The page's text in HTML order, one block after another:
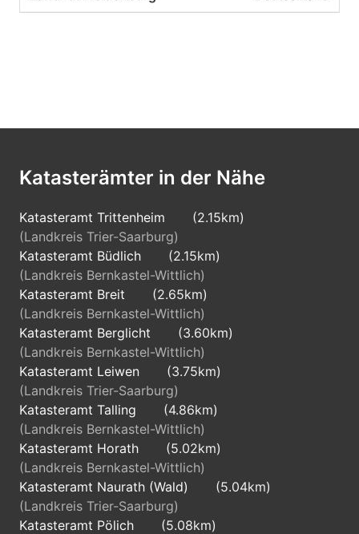
Katasterämter in der Nähe
Katasteramt Trittenheim
(2.15km)
(Landkreis Trier-Saarburg)
Katasteramt Büdlich
(2.15km)
(Landkreis Bernkastel-Wittlich)
Katasteramt Breit
(2.65km)
(Landkreis Bernkastel-Wittlich)
Katasteramt Berglicht
(3.60km)
(Landkreis Bernkastel-Wittlich)
Katasteramt Leiwen
(3.75km)
(Landkreis Trier-Saarburg)
Katasteramt Talling
(4.86km)
(Landkreis Bernkastel-Wittlich)
Katasteramt Horath
(5.02km)
(Landkreis Bernkastel-Wittlich)
Katasteramt Naurath (Wald)
(5.04km)
(Landkreis Trier-Saarburg)
Katasteramt Pölich
(5.08km)